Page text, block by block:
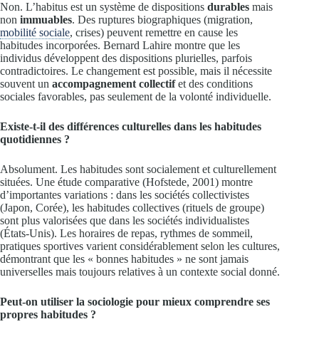
Non. L’habitus est un système de dispositions durables mais
non immuables. Des ruptures biographiques (migration,
mobilité sociale, crises) peuvent remettre en cause les
habitudes incorporées. Bernard Lahire montre que les
individus développent des dispositions plurielles, parfois
contradictoires. Le changement est possible, mais il nécessite
souvent un accompagnement collectifet des conditions
sociales favorables, pas seulement de la volonté individuelle.
Existe-t-il des différences culturelles dans les habitudes
quotidiennes ?
Absolument. Les habitudes sont socialement et culturellement
situées. Une étude comparative (Hofstede, 2001) montre
d’importantes variations : dans les sociétés collectivistes
(Japon, Corée), les habitudes collectives (rituels de groupe)
sont plus valorisées que dans les sociétés individualistes
(États-Unis). Les horaires de repas, rythmes de sommeil,
pratiques sportives varient considérablement selon les cultures,
démontrant que les « bonnes habitudes » ne sont jamais
universelles mais toujours relatives à un contexte social donné.
Peut-on utiliser la sociologie pour mieux comprendre ses
propres habitudes ?